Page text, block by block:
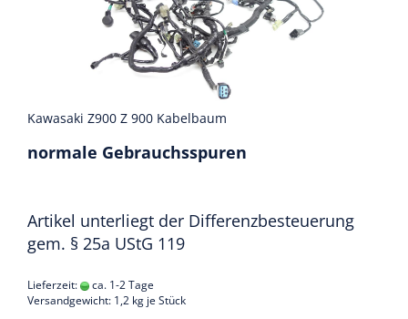
Kawasaki Z900 Z 900 Kabelbaum
normale Gebrauchsspuren
Artikel unterliegt der Differenzbesteuerung
gem. § 25a UStG 119
Lieferzeit:
ca. 1-2 Tage
Versandgewicht: 1,2 kg je Stück